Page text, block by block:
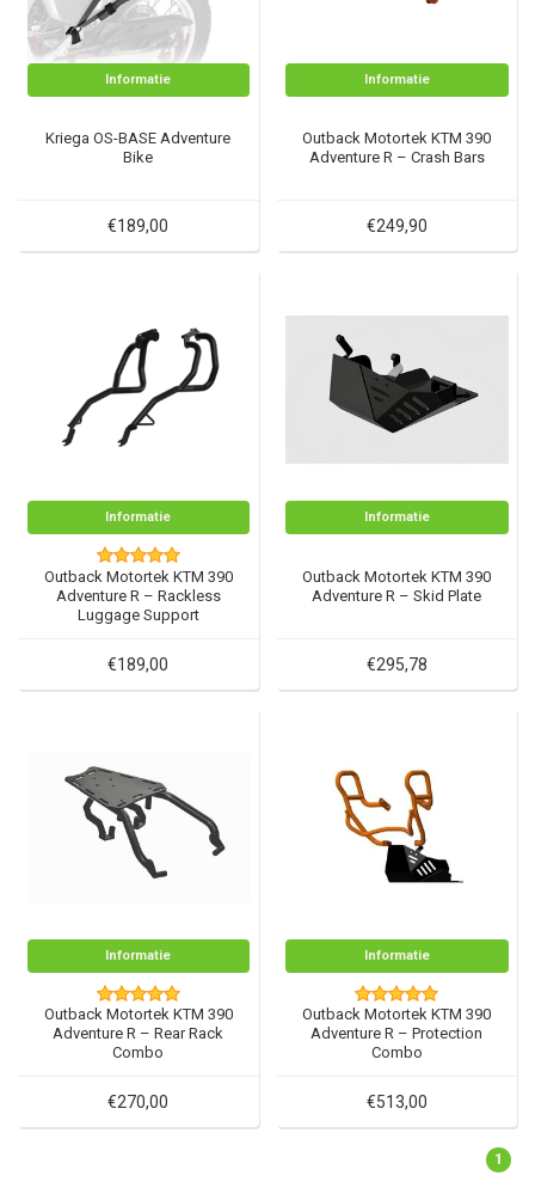
Informatie
Kriega OS-BASE Adventure
Bike
€189,00
Informatie
Outback Motortek KTM 390
Adventure R – Crash Bars
€249,90
Informatie
Outback Motortek KTM 390
Adventure R – Rackless
Luggage Support
€189,00
Informatie
Outback Motortek KTM 390
Adventure R – Skid Plate
€295,78
Informatie
Outback Motortek KTM 390
Adventure R – Rear Rack
Combo
€270,00
Informatie
Outback Motortek KTM 390
Adventure R – Protection
Combo
€513,00
1